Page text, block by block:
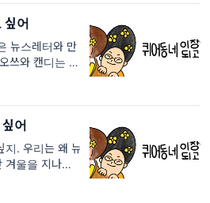
어
뉴스레터와 만
쓰와 캔디는 바
발행하게 되었
어
지. 우리는 왜 뉴
울을 지나면서
때와 같았습니